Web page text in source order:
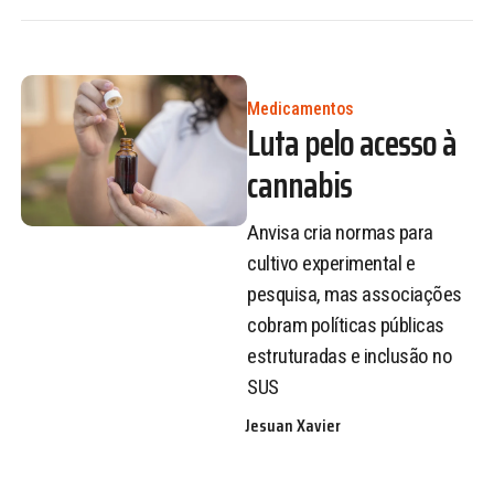
Medicamentos
Luta pelo acesso à
cannabis
Anvisa cria normas para
cultivo experimental e
pesquisa, mas associações
cobram políticas públicas
estruturadas e inclusão no
SUS
Jesuan Xavier